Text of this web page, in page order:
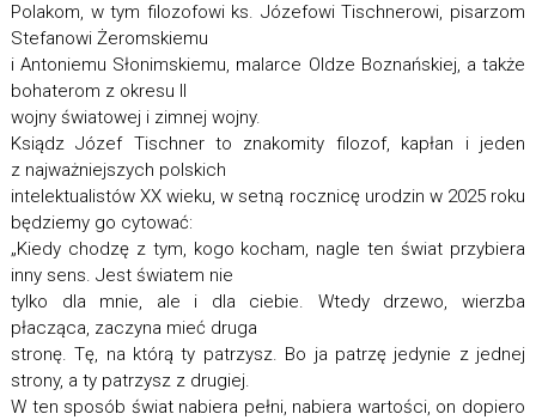
Polakom, w tym filozofowi ks. Józefowi Tischnerowi, pisarzom
Stefanowi Żeromskiemu
i Antoniemu Słonimskiemu, malarce Oldze Boznańskiej, a także
bohaterom z okresu II
wojny światowej i zimnej wojny.
Ksiądz Józef Tischner to znakomity filozof, kapłan i jeden
z najważniejszych polskich
intelektualistów XX wieku, w setną rocznicę urodzin w 2025 roku
będziemy go cytować:
„Kiedy chodzę z tym, kogo kocham, nagle ten świat przybiera
inny sens. Jest światem nie
tylko dla mnie, ale i dla ciebie. Wtedy drzewo, wierzba
płacząca, zaczyna mieć druga
stronę. Tę, na którą ty patrzysz. Bo ja patrzę jedynie z jednej
strony, a ty patrzysz z drugiej.
W ten sposób świat nabiera pełni, nabiera wartości, on dopiero